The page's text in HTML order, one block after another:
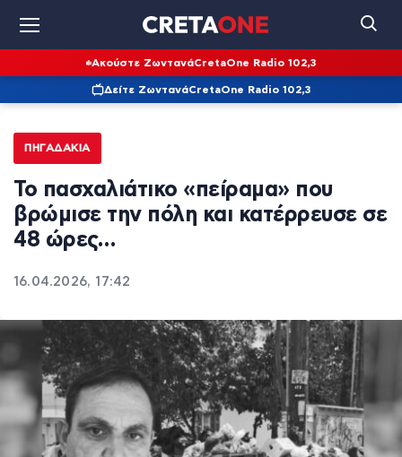
Ακούστε ΖωντανάCretaOne Radio 102,3
Δείτε ΖωντανάCretaOne Radio 102,3
ΠΗΓΑΔΆΚΙΑ
Το πασχαλιάτικο «πείραμα» που
βρώμισε την πόλη και κατέρρευσε σε
48 ώρες…
16.04.2026, 17:42